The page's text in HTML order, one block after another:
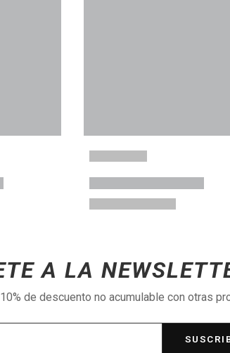
A LA
de descuento no acumulable con otras